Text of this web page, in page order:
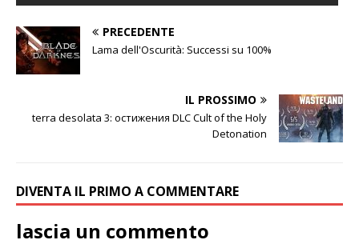
PRECEDENTE
Lama dell'Oscurità: Successi su 100%
IL PROSSIMO
terra desolata 3: остижения DLC Cult of the Holy
Detonation
DIVENTA IL PRIMO A COMMENTARE
lascia un commento